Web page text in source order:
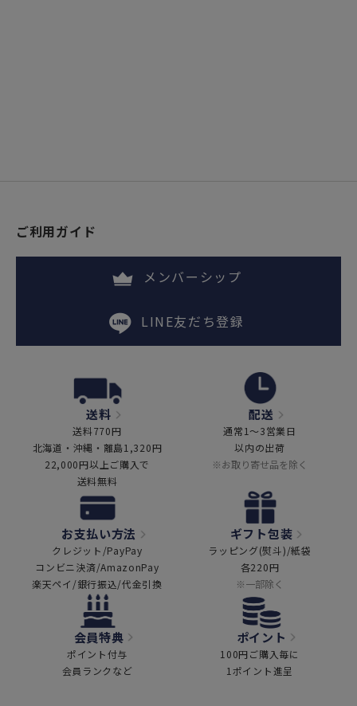
ご利用ガイド
メンバーシップ
LINE友だち登録
送料
送料770円
北海道・沖縄・離島1,320円
22,000円以上ご購入で
送料無料
配送
通常1～3営業日
以内の出荷
※お取り寄せ品を除く
お支払い方法
クレジット/PayPay
コンビニ決済/AmazonPay
楽天ペイ/銀行振込/代金引換
ギフト包装
ラッピング(熨斗)/紙袋
各220円
※一部除く
会員特典
ポイント付与
会員ランクなど
ポイント
100円ご購入毎に
1ポイント進呈